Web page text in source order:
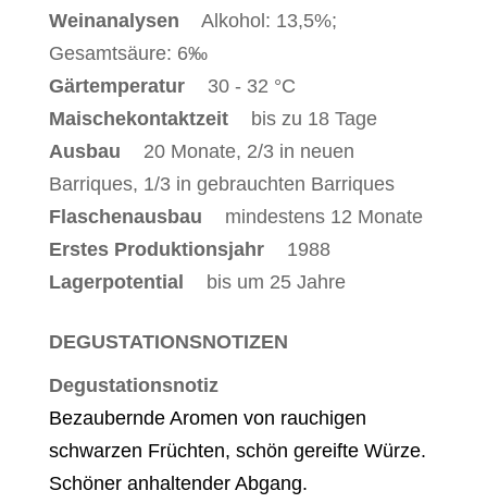
Weinanalysen
Alkohol: 13,5%;
Gesamtsäure: 6‰
Gärtemperatur
30 - 32 °C
Maischekontaktzeit
bis zu 18 Tage
Ausbau
20 Monate, 2/3 in neuen
Barriques, 1/3 in gebrauchten Barriques
Flaschenausbau
mindestens 12 Monate
Erstes Produktionsjahr
1988
Lagerpotential
bis um 25 Jahre
DEGUSTATIONSNOTIZEN
Degustationsnotiz
Bezaubernde Aromen von rauchigen
schwarzen Früchten, schön gereifte Würze.
Schöner anhaltender Abgang.